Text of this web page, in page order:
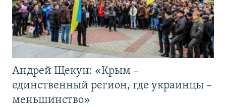
Андрей Щекун: «Крым –
единственный регион, где украинцы –
меньшинство»